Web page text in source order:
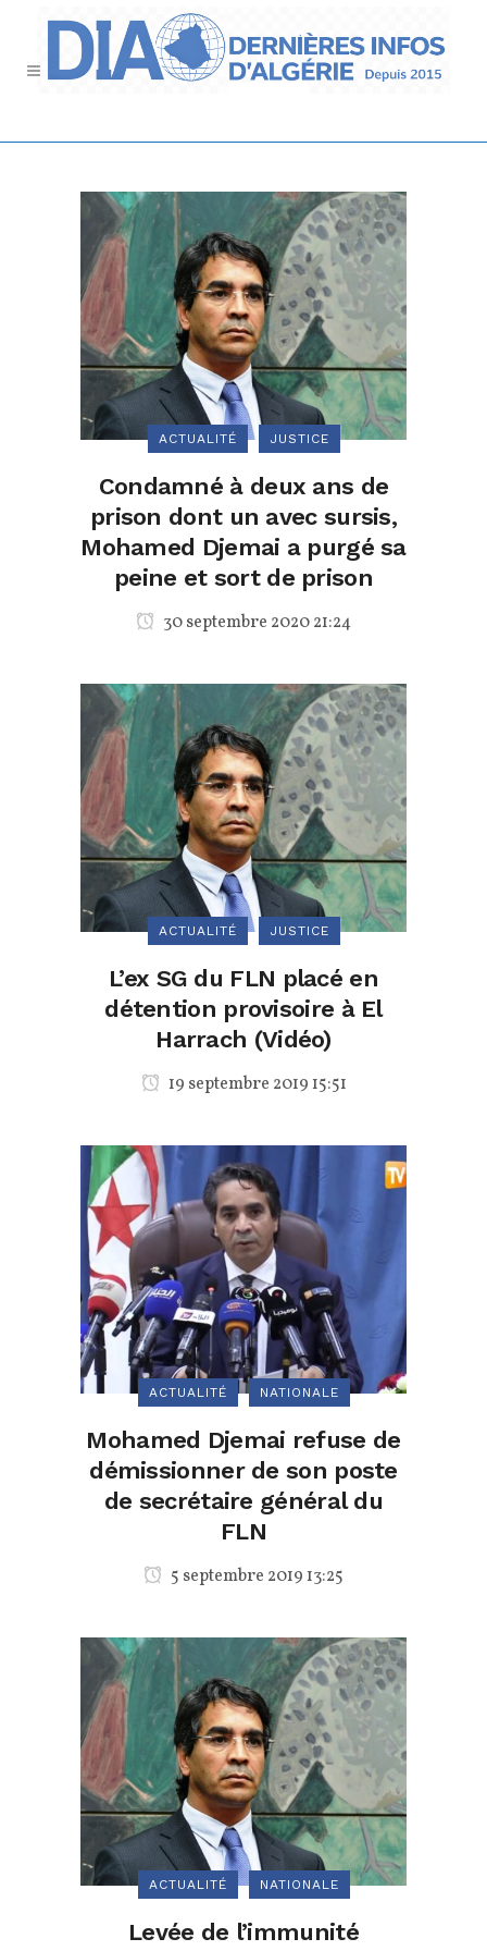
ACTUALITÉ JUSTICE
Condamné à deux ans de
prison dont un avec sursis,
Mohamed Djemai a purgé sa
peine et sort de prison
30 septembre 2020 21:24
ACTUALITÉ JUSTICE
L’ex SG du FLN placé en
détention provisoire à El
Harrach (Vidéo)
19 septembre 2019 15:51
ACTUALITÉ NATIONALE
Mohamed Djemai refuse de
démissionner de son poste
de secrétaire général du
FLN
5 septembre 2019 13:25
ACTUALITÉ NATIONALE
Levée de l’immunité